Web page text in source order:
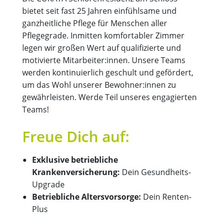
bietet seit fast 25 Jahren einfühlsame und
ganzheitliche Pflege für Menschen aller
Pflegegrade. Inmitten komfortabler Zimmer
legen wir großen Wert auf qualifizierte und
motivierte Mitarbeiter:innen. Unsere Teams
werden kontinuierlich geschult und gefördert,
um das Wohl unserer Bewohner:innen zu
gewährleisten. Werde Teil unseres engagierten
Teams!
Freue Dich auf:
Exklusive betriebliche
Krankenversicherung: Dein Gesundheits-
Upgrade
Betriebliche Altersvorsorge: Dein Renten-
Plus